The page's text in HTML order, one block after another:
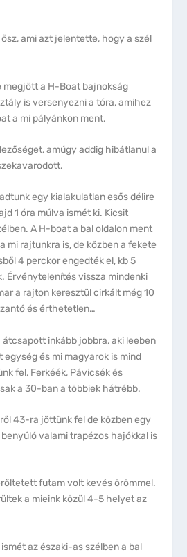
ami azt jelentette, hogy a szél
megjött a H-Boat bajnokság
is versenyezni a tóra, amihez
a mi pályánkon ment.
amúgy addig hibátlanul a
egy kialakulatlan esős délire
1 óra múlva ismét ki. Kicsit
A H-boat a bal oldalon ment
mi rajtunkra is, de közben a fekete
4 perckor engedték el, kb 5
Érvénytelenítés vissza mindenki
a rajton keresztül cirkált még 10
és érthetetlen…
átcsapott inkább jobbra, aki leeben
és mi magyarok is mind
fel, Ferkéék, Pávicsék és
a 30-ban a többiek hátrébb.
43-ra jöttünk fel de közben egy
valami trapézos hajókkal is
futam volt kevés örömmel.
a mieink közül 4-5 helyet az
az északi-as szélben a bal